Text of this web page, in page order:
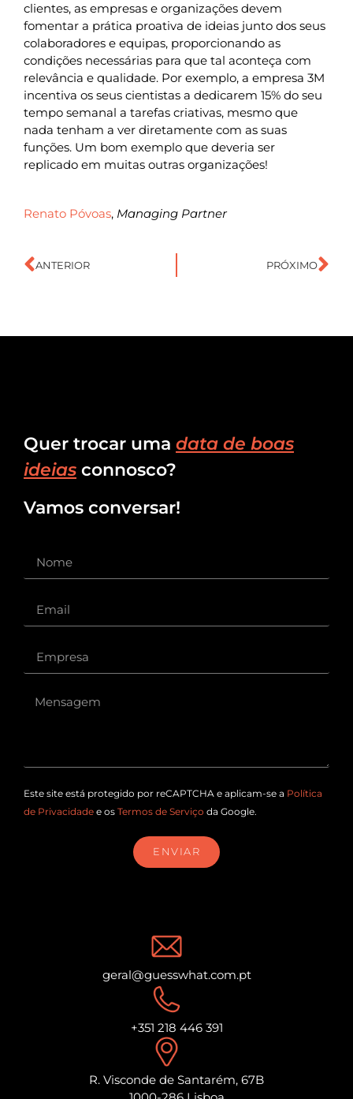
clientes, as empresas e organizações devem
fomentar a prática proativa de ideias junto dos seus
colaboradores e equipas, proporcionando as
condições necessárias para que tal aconteça com
relevância e qualidade. Por exemplo, a empresa 3M
incentiva os seus cientistas a dedicarem 15% do seu
tempo semanal a tarefas criativas, mesmo que
nada tenham a ver diretamente com as suas
funções. Um bom exemplo que deveria ser
replicado em muitas outras organizações!
Renato Póvoas, Managing Partner
ANTERIOR PRÓXIMO
Quer trocar uma data de boas
ideias connosco?
Vamos conversar!
Este site está protegido por reCAPTCHA e aplicam-se a Política
de Privacidade e os Termos de Serviço da Google.
ENVIAR
geral@guesswhat.com.pt
+351 218 446 391
R. Visconde de Santarém, 67B